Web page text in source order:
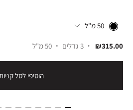
50 מ"ל
₪315.00 3 גדלים 50 מ"ל
הוסיפי לסל קניות